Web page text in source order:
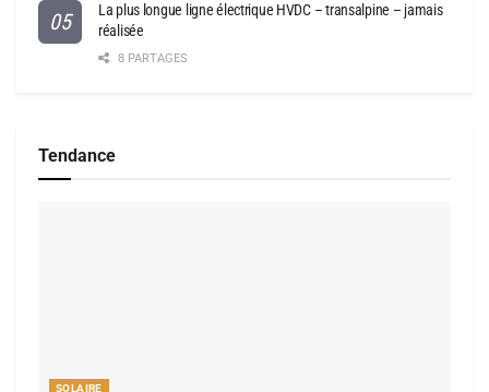
La plus longue ligne électrique HVDC – transalpine – jamais
réalisée
8 PARTAGES
Tendance
SOLAIRE